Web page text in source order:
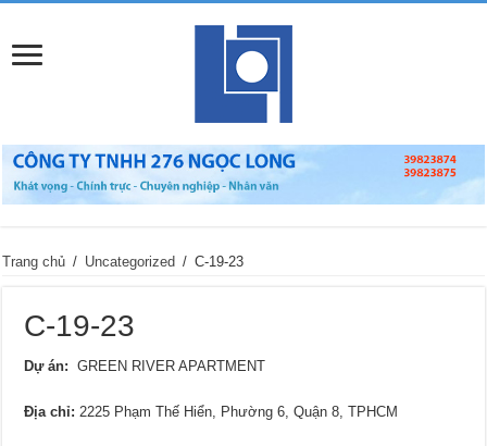
Trang chủ / Uncategorized / C-19-23
C-19-23
Dự án: GREEN RIVER APARTMENT
Địa chỉ: 2225 Phạm Thế Hiển, Phường 6, Quận 8, TPHCM